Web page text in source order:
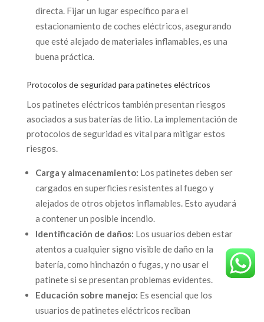
directa. Fijar un lugar específico para el
estacionamiento de coches eléctricos, asegurando
que esté alejado de materiales inflamables, es una
buena práctica.
Protocolos de seguridad para patinetes eléctricos
Los patinetes eléctricos también presentan riesgos
asociados a sus baterías de litio. La implementación de
protocolos de seguridad es vital para mitigar estos
riesgos.
Carga y almacenamiento: Los patinetes deben ser
cargados en superficies resistentes al fuego y
alejados de otros objetos inflamables. Esto ayudará
a contener un posible incendio.
Identificación de daños: Los usuarios deben estar
atentos a cualquier signo visible de daño en la
batería, como hinchazón o fugas, y no usar el
patinete si se presentan problemas evidentes.
Educación sobre manejo: Es esencial que los
usuarios de patinetes eléctricos reciban